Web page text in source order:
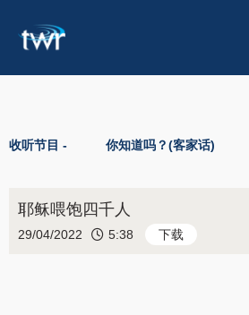
收听节目 - 你知道吗？(客家话)
耶稣喂饱四千人
29/04/2022 5:38 下载